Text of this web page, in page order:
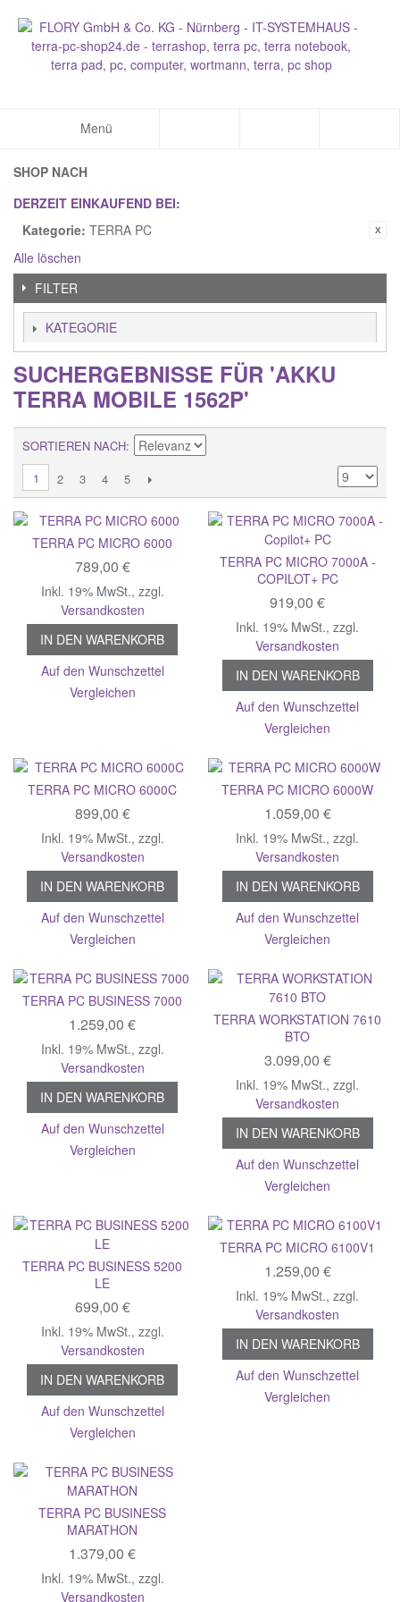
Menü
SHOP NACH
DERZEIT EINKAUFEND BEI:
Kategorie: TERRA PC
Alle löschen
FILTER
KATEGORIE
SUCHERGEBNISSE FÜR 'AKKU
TERRA MOBILE 1562P'
SORTIEREN NACH
1
2 3 4 5
TERRA PC MICRO 6000
789,00 €
Inkl. 19% MwSt., zzgl.
Versandkosten
IN DEN WARENKORB
Auf den Wunschzettel
Vergleichen
TERRA PC MICRO 7000A -
COPILOT+ PC
919,00 €
Inkl. 19% MwSt.,zzgl.
Versandkosten
IN DEN WARENKORB
Auf den Wunschzettel
Vergleichen
TERRA PC MICRO 6000C
899,00 €
Inkl. 19% MwSt., zzgl.
Versandkosten
IN DEN WARENKORB
Auf den Wunschzettel
Vergleichen
TERRA PC MICRO 6000W
1.059,00 €
Inkl. 19% MwSt.,zzgl.
Versandkosten
IN DEN WARENKORB
Auf den Wunschzettel
Vergleichen
TERRA PC BUSINESS 7000
1.259,00 €
Inkl. 19% MwSt., zzgl.
Versandkosten
IN DEN WARENKORB
Auf den Wunschzettel
Vergleichen
TERRA WORKSTATION 7610
BTO
3.099,00 €
Inkl. 19% MwSt.,zzgl.
Versandkosten
IN DEN WARENKORB
Auf den Wunschzettel
Vergleichen
TERRA PC BUSINESS 5200
LE
699,00 €
Inkl. 19% MwSt., zzgl.
Versandkosten
IN DEN WARENKORB
Auf den Wunschzettel
Vergleichen
TERRA PC MICRO 6100V1
1.259,00 €
Inkl. 19% MwSt.,zzgl.
Versandkosten
IN DEN WARENKORB
Auf den Wunschzettel
Vergleichen
TERRA PC BUSINESS
MARATHON
1.379,00 €
Inkl. 19% MwSt., zzgl.
Versandkosten